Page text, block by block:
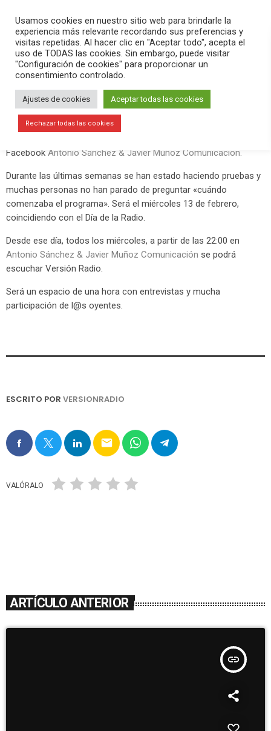
search menu pause PLAY
enero 29, 2019
El 13 de febrero comienza Versión
Radio
Ya hay fecha para el estreno de Versión Radio, el programa que
Facebook Antonio Sánchez & Javier Muñoz Comunicación.
Durante las últimas semanas se han estado haciendo pruebas y
muchas personas no han parado de preguntar «cuándo
comenzaba el programa». Será el miércoles 13 de febrero,
coincidiendo con el Día de la Radio.
Desde ese día, todos los miércoles, a partir de las 22:00 en
Antonio Sánchez & Javier Muñoz Comunicación se podrá
escuchar Versión Radio.
Será un espacio de una hora con entrevistas y mucha
participación de l@s oyentes.
ESCRITO POR VERSIONRADIO
email
VALÓRALO
ARTÍCULO ANTERIOR
insert_link
Usamos cookies en nuestro sitio web para brindarle la
experiencia más relevante recordando sus preferencias y
visitas repetidas. Al hacer clic en "Aceptar todo", acepta el
uso de TODAS las cookies. Sin embargo, puede visitar
"Configuración de cookies" para proporcionar un
consentimiento controlado.
Ajustes de cookies Aceptar todas las cookies
Rechazar todas las cookies